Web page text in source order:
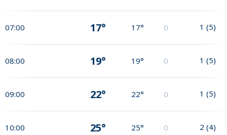
07:00 17° 17° 0 1 (5)
08:00 19° 19° 0 1 (5)
09:00 22° 22° 0 1 (5)
10:00 25° 25° 0 2 (4)